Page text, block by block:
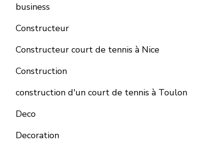
business
Constructeur
Constructeur court de tennis à Nice
Construction
construction d'un court de tennis à Toulon
Deco
Decoration